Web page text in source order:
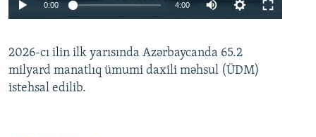
Auto 240p 360p 480p
0:00 4:00
360p
480p
2026-cı ilin ilk yarısında Azərbaycanda 65.2
milyard manatlıq ümumi daxili məhsul (ÜDM)
istehsal edilib.